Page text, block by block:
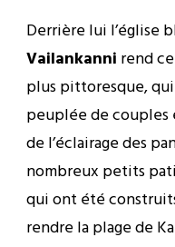
Derrière lui l’église
Vailankanni rend
plus pittoresque,
peuplée de
de l’éclairage des
nombreux petits
qui ont été
rendre la plage de